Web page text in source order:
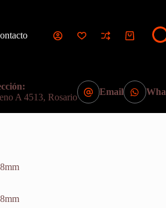
Carro
A 4513, Rosario
Email